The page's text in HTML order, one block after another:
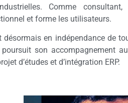
Comme
et forme les utilisateurs.
désormais en indépendance de
poursuit son accompagnement
d’études et d’intégration ERP.